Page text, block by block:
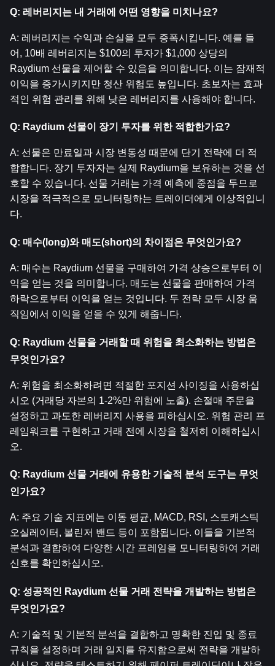
Q: 레버리지는 내 거래에 어떤 영향을 미치나요?
A: 레버리지는 수익과 손실을 모두 증폭시킵니다. 예를 들
어, 10배 레버리지는 $100의 투자가 $1,000 상당의
Raydium 선물을 제어할 수 있음을 의미합니다. 이는 잠재적
이익을 증가시키지만 청산 위험도 높입니다. 초보자는 효과
적인 위험 관리를 위해 낮은 레버리지를 사용해야 합니다.
Q: Raydium 선물이 장기 투자를 위한 적합한가요?
A: 선물은 만료일과 시장 변동성 때문에 단기 전략에 더 적
합합니다. 장기 투자자는 실제 Raydium을 보유하는 것을 선
호할 수 있습니다. 선물 거래는 가격 예측에 중점을 두므로
시장을 적극적으로 모니터링하는 트레이더에게 이상적입니
다.
Q: 매수(long)와 매도(short)의 차이점은 무엇인가요?
A: 매수는 Raydium 선물을 구매하여 가격 상승으로부터 이
익을 얻는 것을 의미합니다. 매도는 선물을 판매하여 가격
하락으로부터 이익을 얻는 것입니다. 두 전략 모두 시장 움
직임에서 이익을 얻을 수 있게 해줍니다.
Q: Raydium 선물을 거래할 때 위험을 최소화하는 방법은
무엇인가요?
A: 위험을 최소화하려면 적절한 포지션 사이징을 사용하십
시오 (거래당 자본의 1-2%만 위험에 노출). 손절매 주문을
설정하고 과도한 레버리지 사용을 피하십시오. 위험 관리 프
레임워크를 구현하고 거래 전에 시장을 철저히 이해하십시
오.
Q: Raydium 선물 거래에 유용한 기술적 분석 도구는 무엇
인가요?
A: 주요 기술 지표에는 이동 평균, MACD, RSI, 스토캐스틱
오실레이터, 볼린저 밴드 등이 포함됩니다. 이들을 기본적
분석과 결합하여 다양한 시간 프레임을 모니터링하여 거래
신호를 확인하십시오.
Q: 성공적인 Raydium 선물 거래 전략을 개발하는 방법은
무엇인가요?
A: 기술적 및 기본적 분석을 결합하고 명확한 진입 및 종료
규칙을 설정하며 거래 일지를 유지함으로써 전략을 개발하